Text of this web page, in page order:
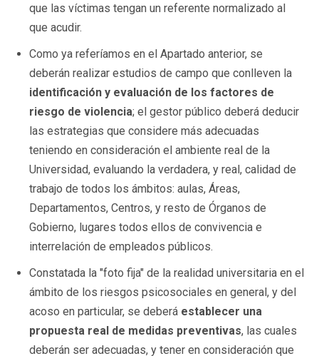
que las víctimas tengan un referente normalizado al
que acudir.
Como ya referíamos en el Apartado anterior, se
deberán realizar estudios de campo que conlleven la
identificación y evaluación de los factores de
riesgo de violencia; el gestor público deberá deducir
las estrategias que considere más adecuadas
teniendo en consideración el ambiente real de la
Universidad, evaluando la verdadera, y real, calidad de
trabajo de todos los ámbitos: aulas, Áreas,
Departamentos, Centros, y resto de Órganos de
Gobierno, lugares todos ellos de convivencia e
interrelación de empleados públicos.
Constatada la "foto fija" de la realidad universitaria en el
ámbito de los riesgos psicosociales en general, y del
acoso en particular, se deberá establecer una
propuesta real de medidas preventivas, las cuales
deberán ser adecuadas, y tener en consideración que